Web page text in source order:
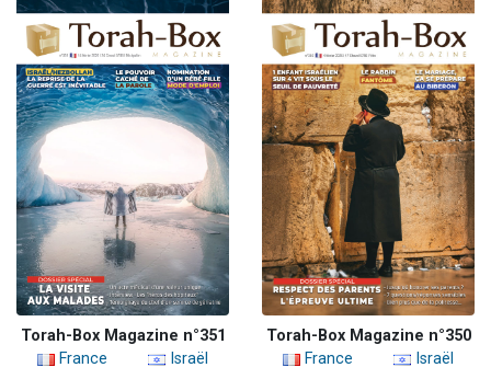
Torah-Box Magazine n°351
France
Israël
Torah-Box Magazine n°350
France
Israël